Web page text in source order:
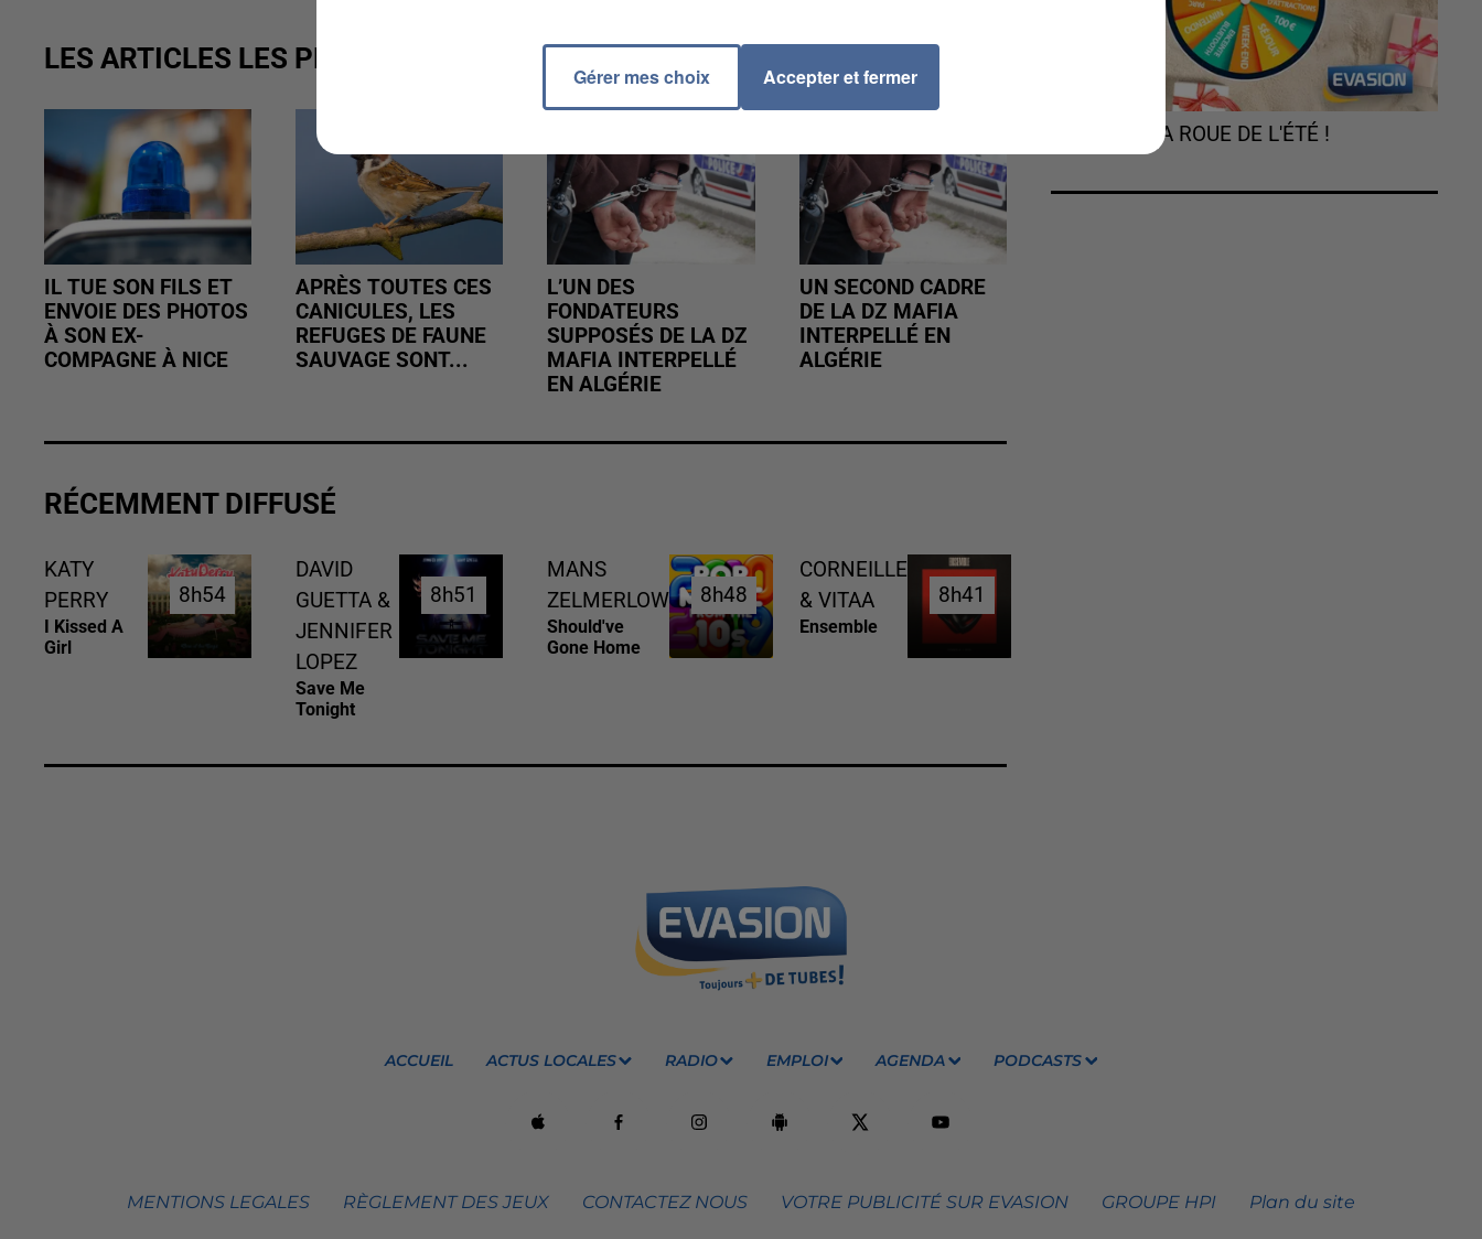
LES ARTICLES LES PLUS VUS
IL TUE SON FILS ET
ENVOIE DES PHOTOS
À SON EX-
COMPAGNE À NICE
APRÈS TOUTES CES
CANICULES, LES
REFUGES DE FAUNE
SAUVAGE SONT...
L’UN DES
FONDATEURS
SUPPOSÉS DE LA DZ
MAFIA INTERPELLÉ
EN ALGÉRIE
UN SECOND CADRE
DE LA DZ MAFIA
INTERPELLÉ EN
ALGÉRIE
RÉCEMMENT DIFFUSÉ
KATY
PERRY
I Kissed A
Girl
8h54
8h54
DAVID
GUETTA &
JENNIFER
LOPEZ
Save Me
Tonight
8h51
8h51
MANS
ZELMERLOW
Should've
Gone Home
8h48
8h48
CORNEILLE
& VITAA
Ensemble
8h41
8h41
TOURNEZ LA ROUE DE L'ÉTÉ !
ACCUEIL ACTUS LOCALES RADIO EMPLOI AGENDA PODCASTS
MENTIONS LEGALES RÈGLEMENT DES JEUX CONTACTEZ NOUS VOTRE PUBLICITÉ SUR EVASION GROUPE HPI Plan du site
Gérer mes choix Accepter et fermer